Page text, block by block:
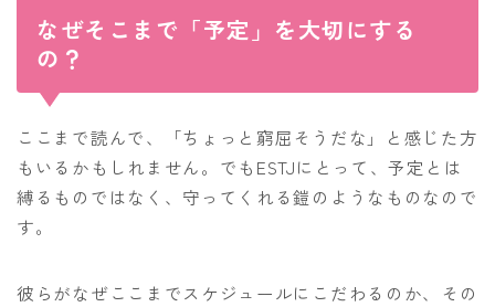
なぜそこまで「予定」を大切にする
の？
ここまで読んで、「ちょっと窮屈そうだな」と感じた方
もいるかもしれません。でもESTJにとって、予定とは
縛るものではなく、守ってくれる鎧のようなものなので
す。
彼らがなぜここまでスケジュールにこだわるのか、その